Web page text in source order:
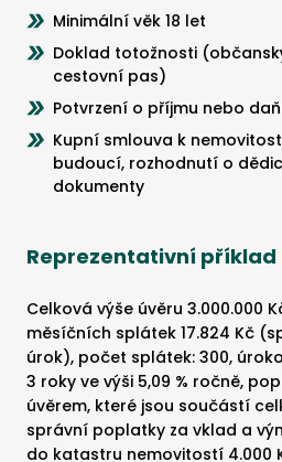
Minimální věk 18 let
Doklad totožnosti
cestovní pas)
Potvrzení o příjmu nebo
Kupní smlouva k
budoucí, rozhodnutí o
dokumenty
Reprezentativní příklad
Celková výše úvěru 3.000.000
měsíčních splátek 17.824 Kč
úrok), počet splátek: 300,
3 roky ve výši 5,09 % ročně,
úvěrem, které jsou součástí
správní poplatky za vklad a
do katastru nemovitostí 4.000